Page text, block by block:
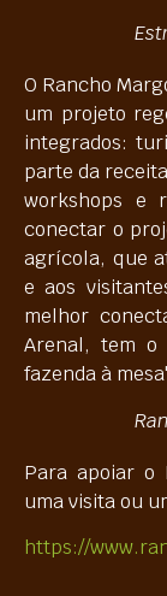
O Rancho
um projeto
integrados:
parte da
workshops e
conectar o
agrícola, que
e aos
melhor
Arenal, tem o
fazenda à
Para apoiar o
uma visita ou
https://